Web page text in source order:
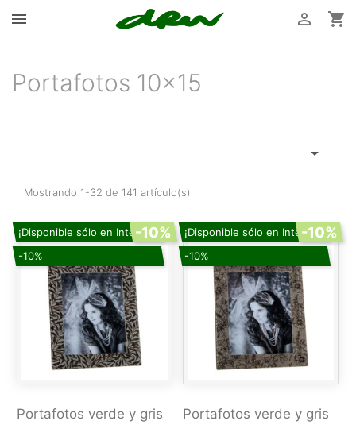
 

Portafotos 10x15

Mostrando 1-32 de 141 artículo(s)
¡Disponible sólo en Internet!
-10%
-10%
Portafotos verde y gris
¡Disponible sólo en Internet!
-10%
-10%
Portafotos verde y gris